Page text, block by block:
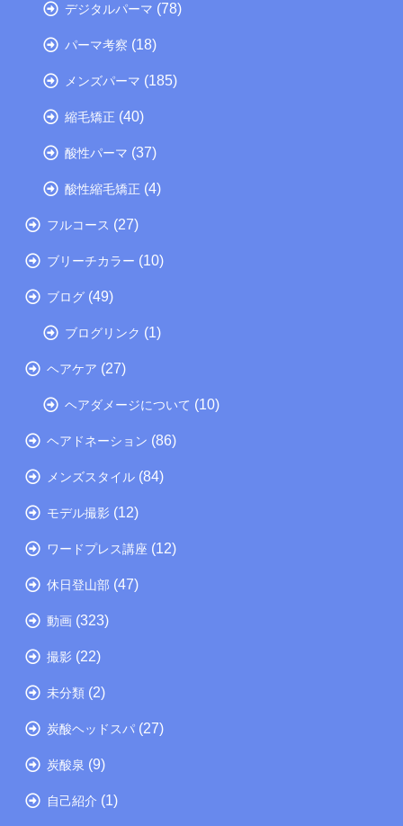
デジタルパーマ (78)
パーマ考察 (18)
メンズパーマ (185)
縮毛矯正 (40)
酸性パーマ (37)
酸性縮毛矯正 (4)
フルコース (27)
ブリーチカラー (10)
ブログ (49)
ブログリンク (1)
ヘアケア (27)
ヘアダメージについて (10)
ヘアドネーション (86)
メンズスタイル (84)
モデル撮影 (12)
ワードプレス講座 (12)
休日登山部 (47)
動画 (323)
撮影 (22)
未分類 (2)
炭酸ヘッドスパ (27)
炭酸泉 (9)
自己紹介 (1)